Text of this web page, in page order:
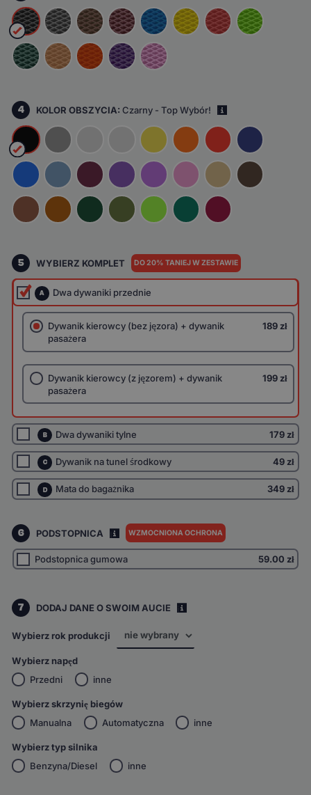
4 KOLOR OBSZYCIA:Czarny - Top Wybór!
5 WYBIERZ KOMPLET DO 20% TANIEJ W ZESTAWIE
A Dwa dywaniki przednie
Dywanik kierowcy (bez jęzora) + dywanik
pasażera
189 zł
Dywanik kierowcy (z jęzorem) + dywanik
pasażera
199 zł
B Dwa dywaniki tylne 179 zł
C Dywanik na tunel środkowy 49 zł
D Mata do bagażnika 349 zł
6 PODSTOPNICA WZMOCNIONA OCHRONA
Podstopnica gumowa 59.00 zł
7 DODAJ DANE O SWOIM AUCIE
Wybierz rok produkcji
Wybierz napęd
Przedni
inne
Wybierz skrzynię biegów
Manualna
Automatyczna inne
Wybierz typ silnika
Benzyna/Diesel
inne